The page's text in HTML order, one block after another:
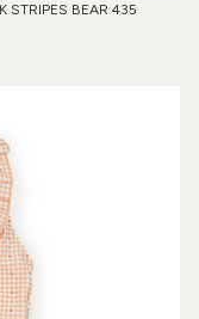
STRIPES BEAR 435